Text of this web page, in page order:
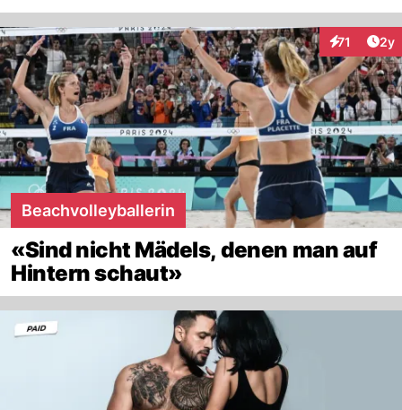
71 2y
Beachvolleyballerin
«Sind nicht Mädels, denen man auf
Hintern schaut»